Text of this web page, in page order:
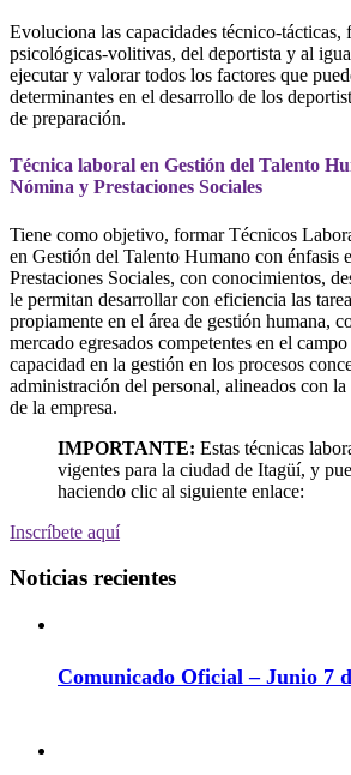
Evoluciona las capacidades técnico-tácticas,
psicológicas-volitivas, del deportista y al
ejecutar y valorar todos los factores que
determinantes en el desarrollo de los
de preparación.
Técnica laboral en Gestión del Talento
Nómina y Prestaciones Sociales
Tiene como objetivo, formar Técnicos
en Gestión del Talento Humano con énfasis
Prestaciones Sociales, con conocimientos,
le permitan desarrollar con eficiencia las
propiamente en el área de gestión humana,
mercado egresados competentes en el
capacidad en la gestión en los procesos
administración del personal, alineados con la
de la empresa.
IMPORTANTE: Estas técnicas
vigentes para la ciudad de Itagüí, y
haciendo clic al siguiente enlace:
Inscríbete aquí
Noticias recientes
Comunicado Oficial – Junio 7